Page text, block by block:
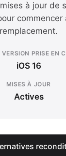
à jour de
commencer
remplacement.
VERSION PRISE EN
iOS 16
MISES À JOUR
Actives